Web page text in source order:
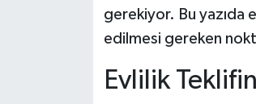
gerekiyor. Bu yazıda
edilmesi gereken
Evlilik